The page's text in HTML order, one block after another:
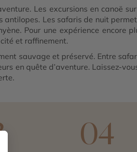
Les excursions en canoë
antilopes. Les safaris de nuit
Pour une expérience encore
et raffinement.
sauvage et préservé. Entre
en quête d’aventure. Laissez-
04